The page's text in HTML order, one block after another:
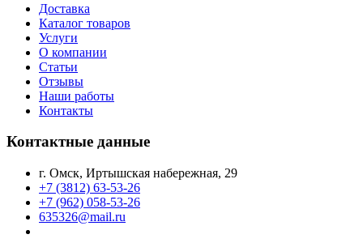
Доставка
Каталог товаров
Услуги
О компании
Статьи
Отзывы
Наши работы
Контакты
Контактные данные
г. Омск, Иртышская набережная, 29
+7 (3812) 63-53-26
+7 (962) 058-53-26
635326@mail.ru